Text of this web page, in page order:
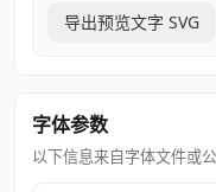
导出预览文字 SVG
字体参数
以下信息来自字体文件或